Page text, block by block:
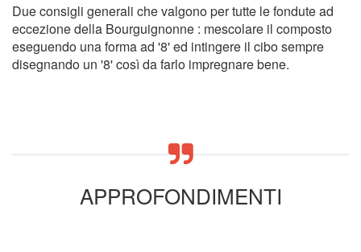
Due consigli generali che valgono per tutte le fondute ad
eccezione della Bourguignonne : mescolare il composto
eseguendo una forma ad '8' ed intingere il cibo sempre
disegnando un '8' così da farlo impregnare bene.
APPROFONDIMENTI